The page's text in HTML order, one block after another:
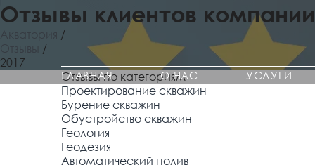
ГЛАВНАЯ О НАС УСЛУГИ
Отзывы клиентов
/
/
2017
Отзывы по категориям
Проектирование скважин
Бурение скважин
Обустройство скважин
Геология
Геодезия
Автоматический полив